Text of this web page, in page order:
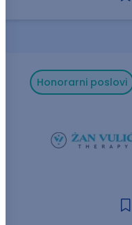
Honorarni poslovi